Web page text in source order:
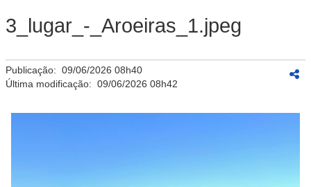
3_lugar_-_Aroeiras_1.jpeg
Publicação: 09/06/2026 08h40
Última modificação: 09/06/2026 08h42